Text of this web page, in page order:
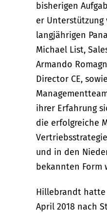
bisherigen
er Unterstützung
langjährigen
Michael List,
Armando
Director CE,
ihrer Erfahrung
die erfolgreiche
und in den
bekannten Form
Hillebrandt
April 2018 nach